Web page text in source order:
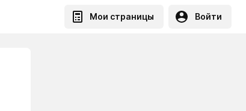
Мои страницы Войти